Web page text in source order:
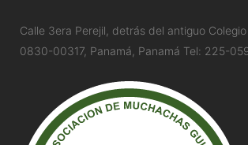
Calle 3era Perejil, detrás del antiguo
0830-00317, Panamá, Panamá Tel: 225-